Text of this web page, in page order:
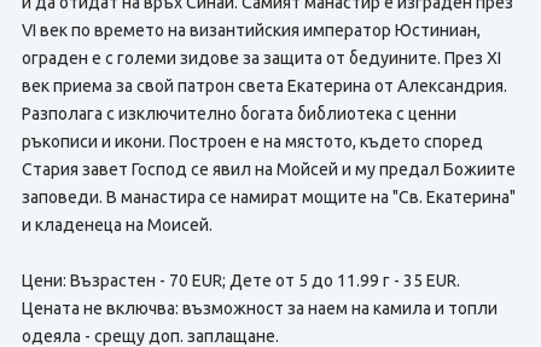
VІ век по времето на византийския император Юстиниан,
ограден е с големи зидове за защита от бедуините. През ХІ
век приема за свой патрон света Екатерина от Александрия.
Разполага с изключително богата библиотека с ценни
ръкописи и икони. Построен е на мястото, където според
Стария завет Господ се явил на Мойсей и му предал Божиите
заповеди. В манастира се намират мощите на "Св. Екатерина"
и кладенеца на Моисей.
Цени: Възрастен - 70 EUR; Дете от 5 до 11.99 г - 35 EUR.
Цената не включва: възможност за наем на камила и топли
одеяла - срещу доп. заплащане.